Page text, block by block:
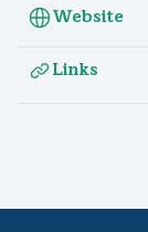
Website
Links